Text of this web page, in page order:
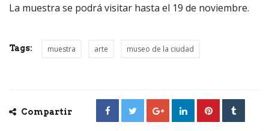
La muestra se podrá visitar hasta el 19 de noviembre.
Tags: muestra arte museo de la ciudad
Compartir